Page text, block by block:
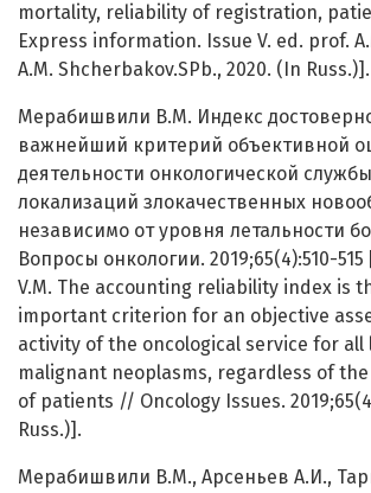
mortality, reliability of registration,
Express information. Issue V. ed. prof.
A.M. Shcherbakov.SPb., 2020. (In Russ.)].
Мерабишвили В.М. Индекс
важнейший критерий объективной
деятельности онкологической
локализаций злокачественных
независимо от уровня летальности
Вопросы онкологии. 2019;65(4):510-
V.M. The accounting reliability index is
important criterion for an objective
activity of the oncological service for all
malignant neoplasms, regardless of
of patients // Oncology Issues.
Russ.)].
Мерабишвили В.М., Арсеньев А.И.,